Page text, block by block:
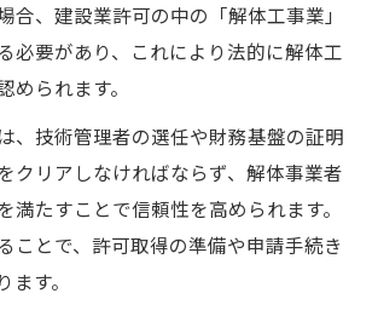
が求められる解体業の現実
求められる資格と登録の種類を知
業登録資格と認定の流れを詳しく
可取得に必要な技術管理者の要件
合、建設業許可の中の「解体工事業」
必要があり、これにより法的に解体工
められます。
、技術管理者の選任や財務基盤の証明
クリアしなければならず、解体事業者
満たすことで信頼性を高められます。
ことで、許可取得の準備や申請手続き
す。